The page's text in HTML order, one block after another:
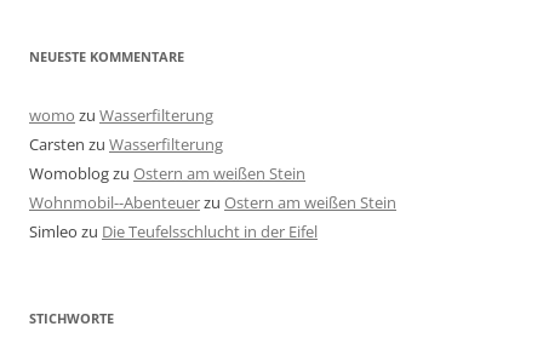
NEUESTE KOMMENTARE
womo zu Wasserfilterung
Carsten zu Wasserfilterung
Womoblogzu Ostern am weißen Stein
Wohnmobil--Abenteuerzu Ostern am weißen Stein
Simleo zu Die Teufelsschlucht in der Eifel
STICHWORTE